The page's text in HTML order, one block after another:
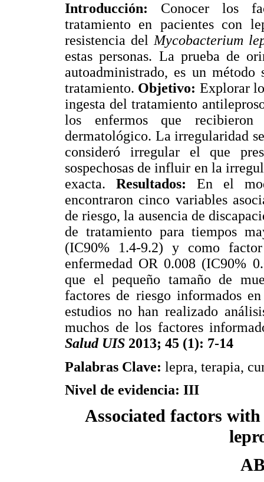
Introducción: Conocer los
tratamiento en pacientes con
resistencia delMycobacterium
estas personas. La prueba de
autoadministrado, es un
tratamiento. Objetivo: Explorar
ingesta del tratamiento
los enfermos que
dermatológico. La irregularidad
consideró irregular el que
sospechosas de influir en la
exacta. Resultados: En el
encontraron cinco variables
de riesgo, la ausencia de
de tratamiento para tiempos
(IC90% 1.4-9.2) y como
enfermedad OR 0.008 (IC90%
que el pequeño tamaño de
factores de riesgo informados
estudios no han realizado
muchos de los factores
Salud UIS 2013; 45 (1): 7-14
Palabras Clave: lepra, terapia,
Nivel de evidencia: III
Associated factors